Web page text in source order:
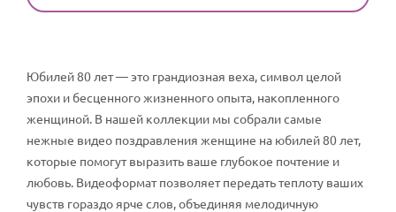
Юбилей 80 лет — это грандиозная веха, символ целой
эпохи и бесценного жизненного опыта, накопленного
женщиной. В нашей коллекции мы собрали самые
нежные видео поздравления женщине на юбилей 80 лет,
которые помогут выразить ваше глубокое почтение и
любовь. Видеоформат позволяет передать теплоту ваших
чувств гораздо ярче слов, объединяя мелодичную